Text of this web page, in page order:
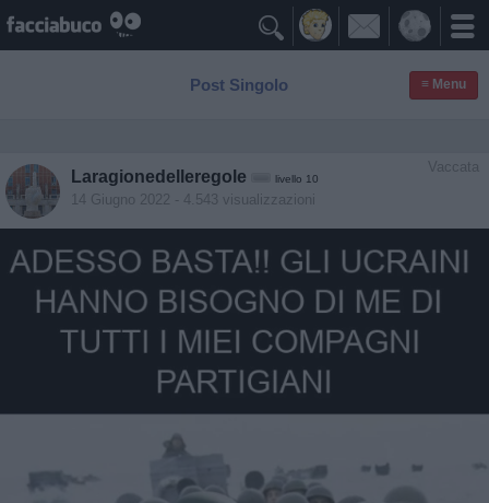

Post Singolo ≡ Menu
Vaccata
Laragionedelleregole livello 10
14 Giugno 2022 - 4.543 visualizzazioni